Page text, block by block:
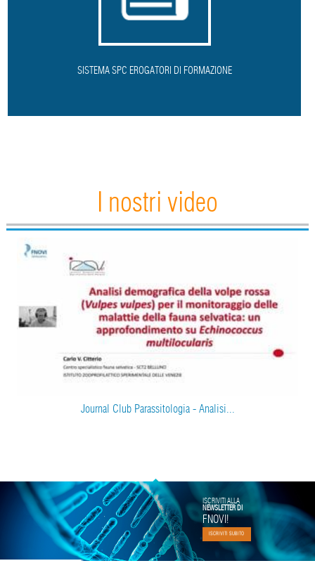
SISTEMA SPC EROGATORI DI FORMAZIONE
I nostri video
Journal Club Parassitologia - Analisi...
FNOVI!
ISCRIVITI SUBITO
ISCRIVITI ALLA
NEWSLETTER DI